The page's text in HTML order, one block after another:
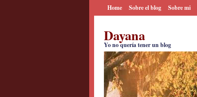
Home Sobre el blog Sobre mi
Dayana
Yo no quería tener un blog